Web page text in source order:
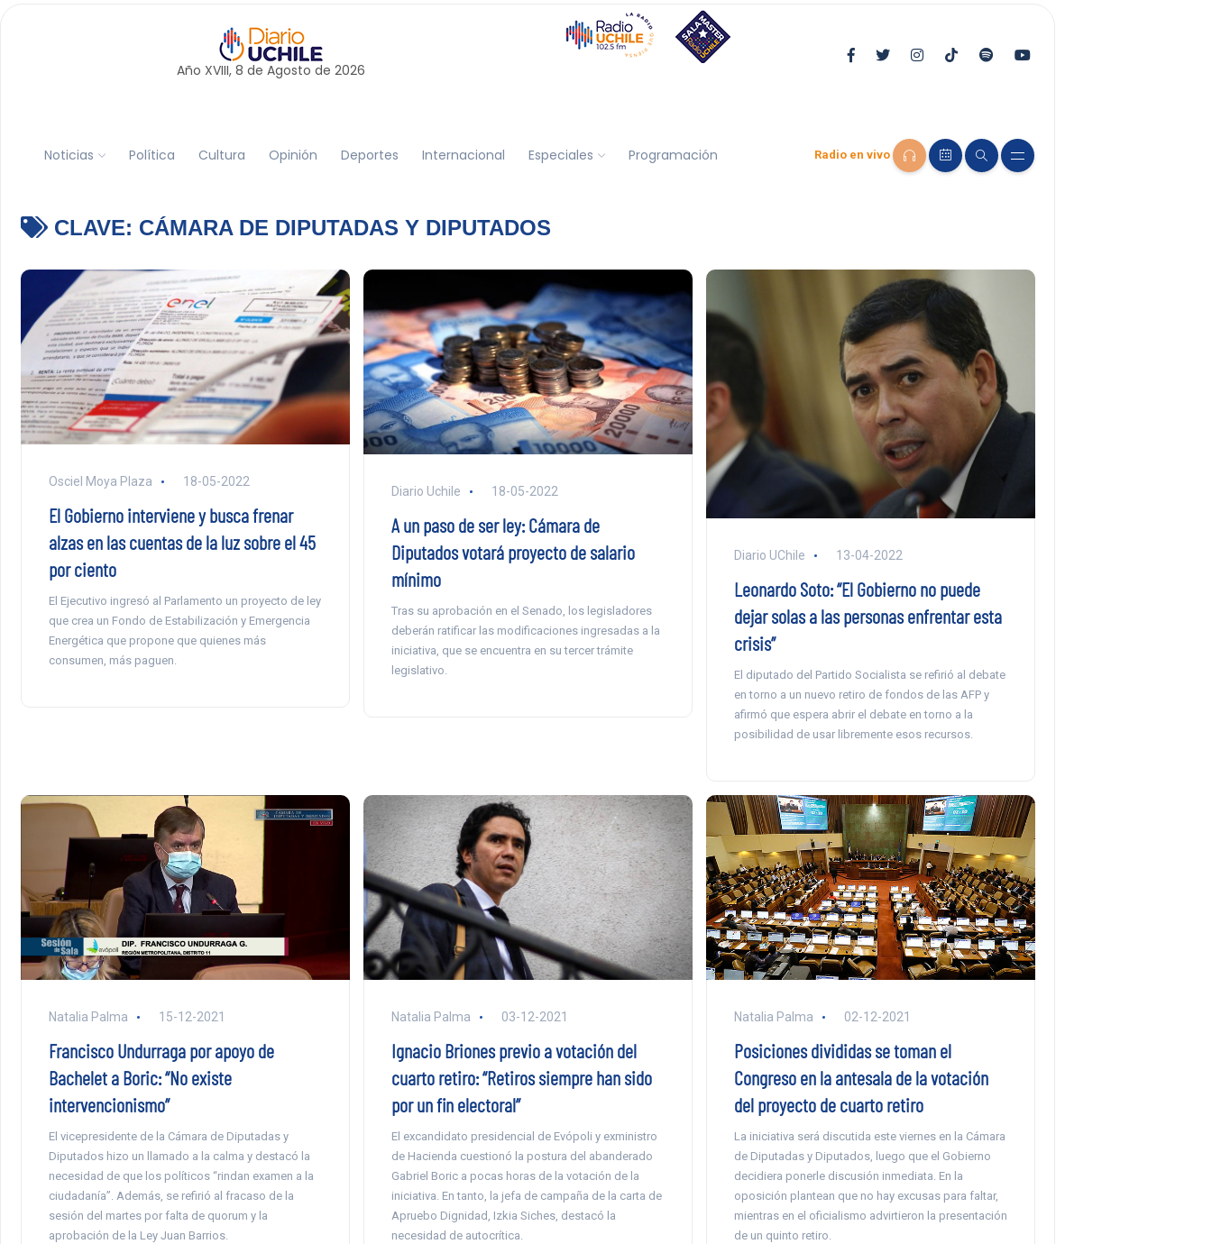
Año XVIII, 8 de Agosto de 2026
Noticias Política Cultura Opinión Deportes Internacional Especiales Programación Radio en vivo
CLAVE: CÁMARA DE DIPUTADAS Y DIPUTADOS
Osciel Moya Plaza 18-05-2022
El Gobierno interviene y busca frenar
alzas en las cuentas de la luz sobre el 45
por ciento
El Ejecutivo ingresó al Parlamento un proyecto de ley
que crea un Fondo de Estabilización y Emergencia
Energética que propone que quienes más
consumen, más paguen.
Diario Uchile 18-05-2022
A un paso de ser ley: Cámara de
Diputados votará proyecto de salario
mínimo
Tras su aprobación en el Senado, los legisladores
deberán ratificar las modificaciones ingresadas a la
iniciativa, que se encuentra en su tercer trámite
legislativo.
Diario UChile 13-04-2022
Leonardo Soto: “El Gobierno no puede
dejar solas a las personas enfrentar esta
crisis”
El diputado del Partido Socialista se refirió al debate
en torno a un nuevo retiro de fondos de las AFP y
afirmó que espera abrir el debate en torno a la
posibilidad de usar libremente esos recursos.
Natalia Palma 15-12-2021
Francisco Undurraga por apoyo de
Bachelet a Boric: “No existe
intervencionismo”
El vicepresidente de la Cámara de Diputadas y
Diputados hizo un llamado a la calma y destacó la
necesidad de que los políticos “rindan examen a la
ciudadanía”. Además, se refirió al fracaso de la
sesión del martes por falta de quorum y la
aprobación de la Ley Juan Barrios.
Natalia Palma 03-12-2021
Ignacio Briones previo a votación del
cuarto retiro: “Retiros siempre han sido
por un fin electoral”
El excandidato presidencial de Evópoli y exministro
de Hacienda cuestionó la postura del abanderado
Gabriel Boric a pocas horas de la votación de la
iniciativa. En tanto, la jefa de campaña de la carta de
Apruebo Dignidad, Izkia Siches, destacó la
necesidad de autocrítica.
Natalia Palma 02-12-2021
Posiciones divididas se toman el
Congreso en la antesala de la votación
del proyecto de cuarto retiro
La iniciativa será discutida este viernes en la Cámara
de Diputadas y Diputados, luego que el Gobierno
decidiera ponerle discusión inmediata. En la
oposición plantean que no hay excusas para faltar,
mientras en el oficialismo advirtieron la presentación
de un quinto retiro.